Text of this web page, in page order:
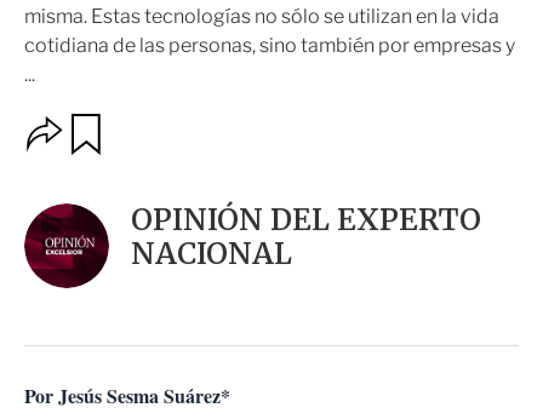
misma. Estas tecnologías no sólo se utilizan en la vida
cotidiana de las personas, sino también por empresas y
...
O
p
o
n
e
s
c
m
a
r
OPINIÓN DEL EXPERTO
NACIONAL
Por Jesús Sesma Suárez*